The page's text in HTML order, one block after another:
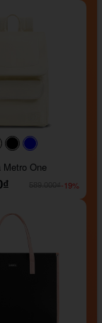
#faf0e6#000000
Metro One
-19%